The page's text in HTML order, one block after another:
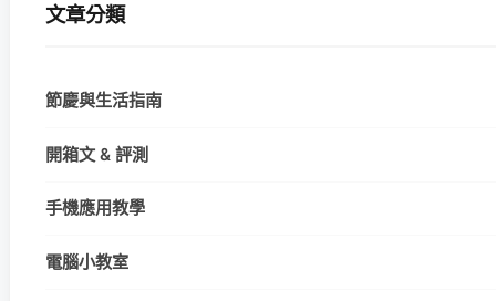
文章分類
節慶與生活指南
開箱文 & 評測
手機應用教學
電腦小教室